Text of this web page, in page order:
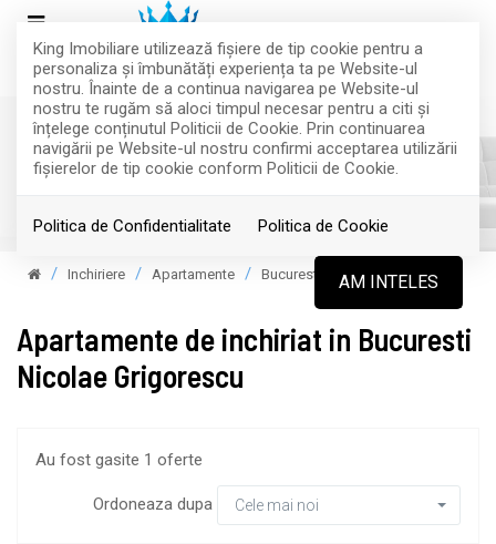
King Imobiliare utilizează fişiere de tip cookie pentru a
personaliza și îmbunătăți experiența ta pe Website-ul
nostru. Înainte de a continua navigarea pe Website-ul
nostru te rugăm să aloci timpul necesar pentru a citi și
înțelege conținutul Politicii de Cookie. Prin continuarea
navigării pe Website-ul nostru confirmi acceptarea utilizării
fişierelor de tip cookie conform Politicii de Cookie.
Politica de Confidentialitate Politica de Cookie
AM INTELES
Filtreaza
Inchiriere Apartamente Bucuresti
Apartamente de inchiriat in Bucuresti
Nicolae Grigorescu
Au fost gasite 1 oferte
Ordoneaza dupa Cele mai noi